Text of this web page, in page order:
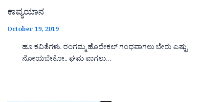
ಕಾವ್ಯಯಾನ
October 19, 2019
ಹೂ ಕವಿತೆಗಳು. ರಂಗಮ್ಮ ಹೊದೇಕಲ್ ಗಂಧವಾಗಲು ಬೇರು ಎಷ್ಟು
ನೋಯಬೇಕೋ.. ಘಮ ವಾಗಲು…